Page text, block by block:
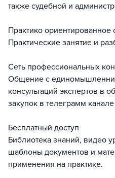
также судебной и
Практико ориентированное
Практические занятие и
Сеть профессиональных
Общение с
консультаций экспертов в
закупок в телеграмм
Бесплатный доступ
Библиотека знаний, видео
шаблоны документов и
применения на практике.